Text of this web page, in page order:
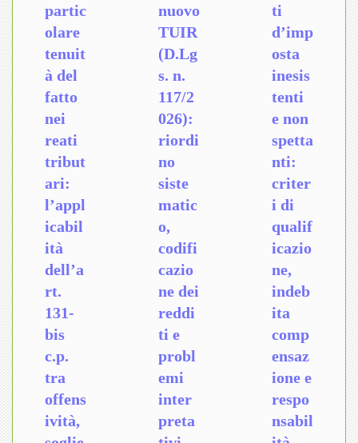
partic
olare
tenuit
à del
fatto
nei
reati
tribut
ari:
l’appl
icabil
ità
dell’a
rt.
131-
bis
c.p.
tra
offens
ività,
nuovo
TUIR
(D.Lg
s. n.
117/2
026):
riordi
no
siste
matic
o,
codifi
cazio
ne dei
reddi
ti e
probl
emi
inter
preta
ti
d’imp
osta
inesis
tenti
e non
spetta
nti:
criter
i di
qualif
icazio
ne,
indeb
ita
comp
ensaz
ione e
respo
nsabil